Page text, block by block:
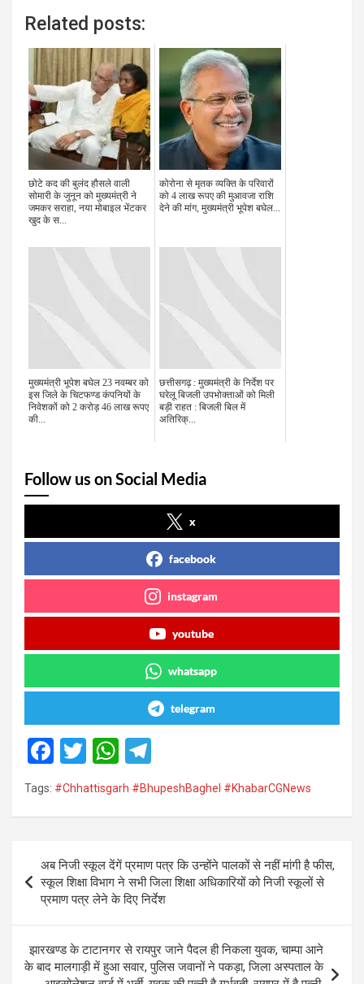
Related posts:
छोटे कद की बुलंद हौसले वाली
सोमारी के जुनून को मुख्यमंत्री ने
जमकर सराहा, नया मोबाइल भेंटकर
खुद के स...
कोरोना से मृतक व्यक्ति के परिवारों
को 4 लाख रूपए की मुआवजा राशि
देने की मांग, मुख्यमंत्री भूपेश बघेल...
मुख्यमंत्री भूपेश बघेल 23 नवम्बर को
इस जिले के चिटफण्ड कंपनियों के
निवेशकों को 2 करोड़ 46 लाख रूपए
की...
छत्तीसगढ़ : मुख्यमंत्री के निर्देश पर
घरेलू बिजली उपभोक्ताओं को मिली
बड़ी राहत : बिजली बिल में
अतिरिक्...
Follow us on Social Media
x
facebook
instagram
youtube
whatsapp
telegram
F
a
ce
o
o
k
T
wi
tt
W
h
at
A
p
p
e
a
m
Tags: #Chhattisgarh #BhupeshBaghel #KhabarCGNews
navigation
अब निजी स्कूल देंगें प्रमाण पत्र कि उन्होंने पालकों से नहीं मांगी है फीस,
स्कूल शिक्षा विभाग ने सभी जिला शिक्षा अधिकारियों को निजी स्कूलों से
प्रमाण पत्र लेने के दिए निर्देश
झारखण्ड के टाटानगर से रायपुर जाने पैदल ही निकला युवक, चाम्पा आने
के बाद मालगाड़ी में हुआ सवार, पुलिस जवानों ने पकड़ा, जिला अस्पताल के